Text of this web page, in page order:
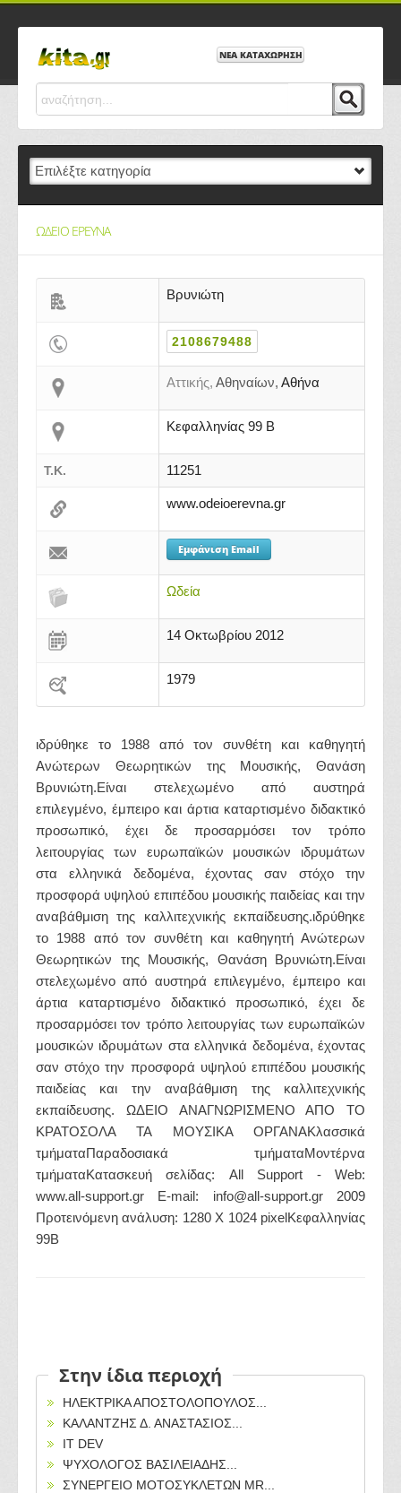
ΝΕΑ ΚΑΤΑΧΩΡΗΣΗ
ΩΔΕΙΟ ΕΡΕΥΝΑ
Βρυνιώτη
2108679488
Αττικής, Αθηναίων, Αθήνα
Κεφαλληνίας 99 Β
Τ.Κ. 11251
www.odeioerevna.gr
Εμφάνιση Email
Ωδεία
14 Οκτωβρίου 2012
1979
ιδρύθηκε το 1988 από τον συνθέτη και καθηγητή
Ανώτερων Θεωρητικών της Μουσικής, Θανάση
Βρυνιώτη.Είναι στελεχωμένο από αυστηρά
επιλεγμένο, έμπειρο και άρτια καταρτισμένο διδακτικό
προσωπικό, έχει δε προσαρμόσει τον τρόπο
λειτουργίας των ευρωπαϊκών μουσικών ιδρυμάτων
στα ελληνικά δεδομένα, έχοντας σαν στόχο την
προσφορά υψηλού επιπέδου μουσικής παιδείας και την
αναβάθμιση της καλλιτεχνικής εκπαίδευσης.ιδρύθηκε
το 1988 από τον συνθέτη και καθηγητή Ανώτερων
Θεωρητικών της Μουσικής, Θανάση Βρυνιώτη.Είναι
στελεχωμένο από αυστηρά επιλεγμένο, έμπειρο και
άρτια καταρτισμένο διδακτικό προσωπικό, έχει δε
προσαρμόσει τον τρόπο λειτουργίας των ευρωπαϊκών
μουσικών ιδρυμάτων στα ελληνικά δεδομένα, έχοντας
σαν στόχο την προσφορά υψηλού επιπέδου μουσικής
παιδείας και την αναβάθμιση της καλλιτεχνικής
εκπαίδευσης. ΩΔΕΙΟ ΑΝΑΓΝΩΡΙΣΜΕΝΟ ΑΠΟ ΤΟ
ΚΡΑΤΟΣΟΛΑ ΤΑ ΜΟΥΣΙΚΑ ΟΡΓΑΝΑΚλασσικά
τμήματαΠαραδοσιακά τμήματαΜοντέρνα
τμήματαΚατασκευή σελίδας: All Support - Web:
www.all-support.gr E-mail: info@all-support.gr 2009
Προτεινόμενη ανάλυση: 1280 Χ 1024 pixelΚεφαλληνίας
99Β
Στην ίδια περιοχή
ΗΛΕΚΤΡΙΚΑ ΑΠΟΣΤΟΛΟΠΟΥΛΟΣ...
ΚΑΛΑΝΤΖΗΣ Δ. ΑΝΑΣΤΑΣΙΟΣ...
IT DEV
ΨΥΧΟΛΟΓΟΣ ΒΑΣΙΛΕΙΑΔΗΣ...
ΣΥΝΕΡΓΕΙΟ ΜΟΤΟΣΥΚΛΕΤΩΝ MR...